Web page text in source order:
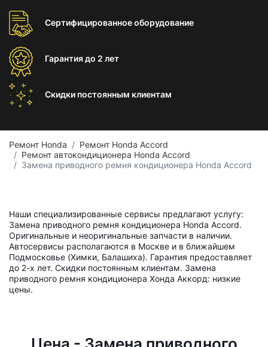
Сертифицированноеоборудование
Гарантиядо 2 лет
Скидки постоянным клиентам
Ремонт Honda
Ремонт Honda Accord
Ремонт автокондиционера Honda Accord
Замена приводного ремня кондиционера Honda Accord
Наши специализированные сервисы предлагают услугу:
Замена приводного ремня кондиционера Honda Accord.
Оригинальные и неоригинальные запчасти в наличии.
Автосервисы располагаются в Москве и в ближайшем
Подмосковье (Химки, Балашиха). Гарантия предоставляет
до 2-х лет. Скидки постоянным клиентам. Замена
приводного ремня кондиционера Хонда Аккорд: низкие
цены.